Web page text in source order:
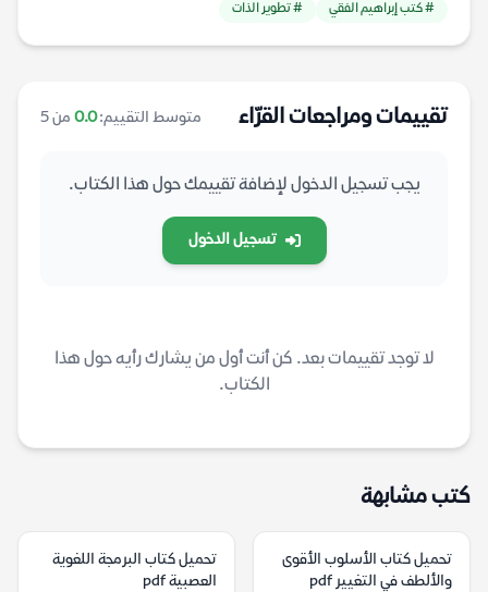
# كتب إبراهيم الفقي
# تطوير الذات
تقييمات ومراجعات القرّاء متوسط التقييم:0.0 من 5
يجب تسجيل الدخول لإضافة تقييمك حول هذا الكتاب.
تسجيل الدخول
لا توجد تقييمات بعد. كن أنت أول من يشارك رأيه حول هذا
الكتاب.
كتب مشابهة
تحميل كتاب الأسلوب الأقوى
والألطف في التغيير pdf
تحميل كتاب البرمجة اللغوية
العصبية pdf